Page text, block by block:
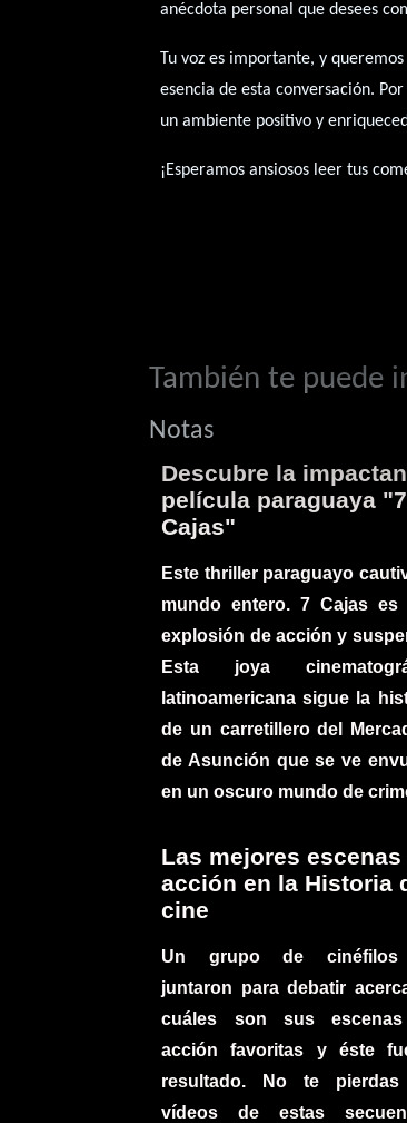
anécdota personal que desees
Tu voz es importante, y
esencia de esta conversación.
un ambiente positivo y
¡Esperamos ansiosos leer tus
También te puede
Notas
Descubre la
película paraguaya "7
Cajas"
Este thriller paraguayo
mundo entero. 7 Cajas es
explosión de acción y
Esta joya
latinoamericana sigue la
de un carretillero del
de Asunción que se ve
en un oscuro mundo de
Las mejores escenas
acción en la Historia
cine
Un grupo de
juntaron para debatir
cuáles son sus
acción favoritas y éste
resultado. No te
vídeos de estas